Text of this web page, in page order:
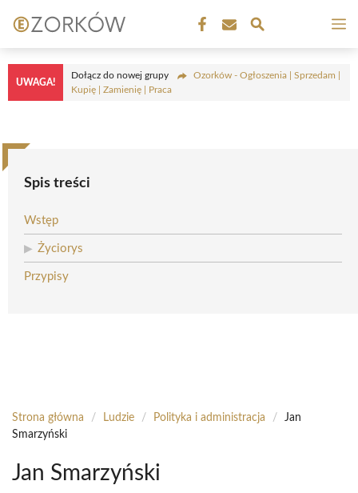
do
treści
UWAGA!
Dołącz do nowej grupy
Ozorków - Ogłoszenia | Sprzedam |
Kupię | Zamienię | Praca
Spis treści
Wstęp
Życiorys
Przypisy
Strona główna / Ludzie / Polityka i administracja /
Jan
Smarzyński
Jan Smarzyński